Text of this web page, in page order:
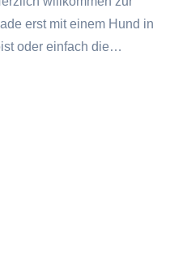
erst mit einem Hund in
oder einfach die…